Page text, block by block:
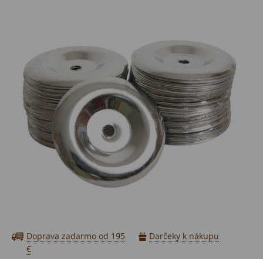
Doprava zadarmo od 195
€
Darčeky k nákupu